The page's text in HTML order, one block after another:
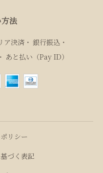
法
ア決済
銀行振込
あと払い（Pay ID）
リシー
づく表記